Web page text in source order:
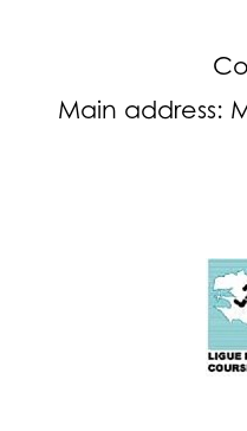
Main address: